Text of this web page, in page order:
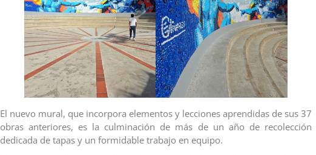
El nuevo mural, que incorpora elementos y lecciones aprendidas de sus 37
obras anteriores, es la culminación de más de un año de recolección
dedicada de tapas y un formidable trabajo en equipo.